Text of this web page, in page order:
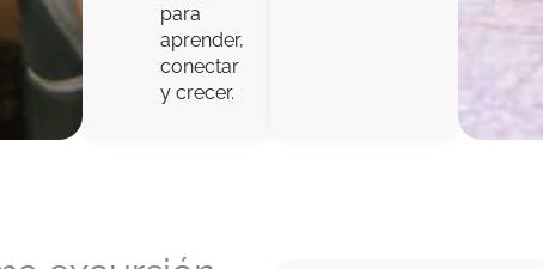
para
aprender,
conectar
y crecer.